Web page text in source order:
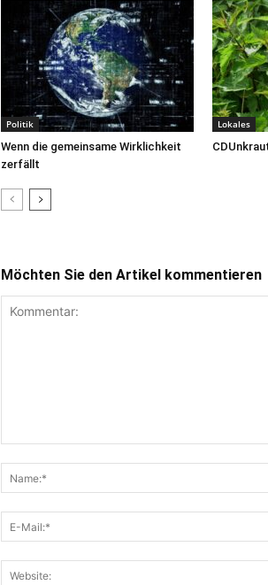
Politik
Wenn die gemeinsame Wirklichkeit
zerfällt
Lokales
Möchten Sie den Artikel kommentieren